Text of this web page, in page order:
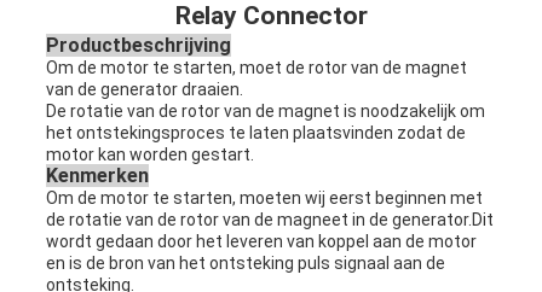
Relay Connector
Productbeschrijving
Om de motor te starten, moet de rotor van de magnet
van de generator draaien.
De rotatie van de rotor van de magnet is noodzakelijk om
het ontstekingsproces te laten plaatsvinden zodat de
motor kan worden gestart.
Kenmerken
Om de motor te starten, moeten wij eerst beginnen met
de rotatie van de rotor van de magneet in de generator.Dit
wordt gedaan door het leveren van koppel aan de motor
en is de bron van het ontsteking puls signaal aan de
ontsteking.